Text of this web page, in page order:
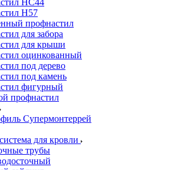
HC44
Н57
профнастил
для забора
для крыши
оцинкованный
под дерево
под камень
фигурный
профнастил
Супермонтеррей
для кровли
трубы